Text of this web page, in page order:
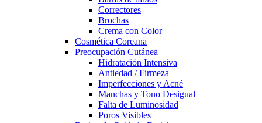
Correctores
Brochas
Crema con Color
Cosmética Coreana
Preocupación Cutánea
Hidratación Intensiva
Antiedad / Firmeza
Imperfecciones y Acné
Manchas y Tono Desigual
Falta de Luminosidad
Poros Visibles